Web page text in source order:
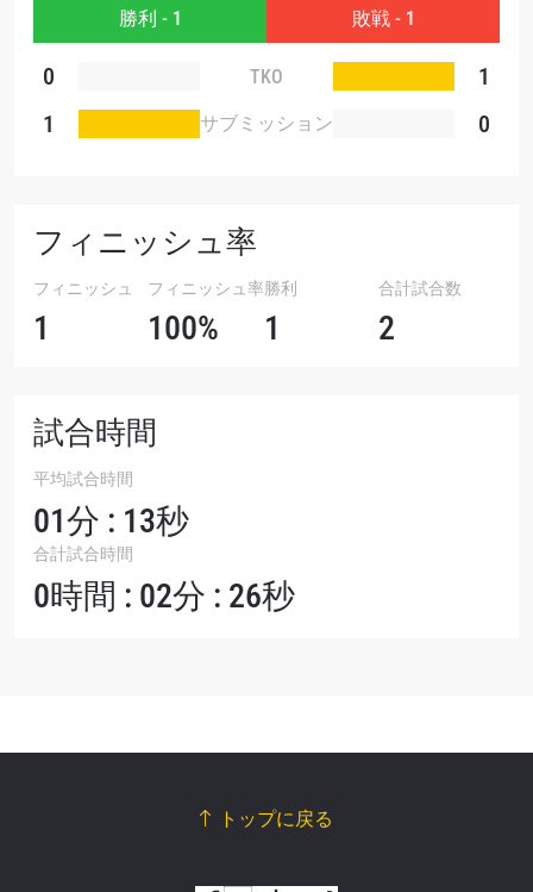
勝利 - 1 敗戦 - 1
0 TKO
1
1
サブミッション 0
フィニッシュ率
フィニッシュ
1
フィニッシュ率
100%
勝利
1
合計試合数
2
試合時間
平均試合時間
01分 : 13秒
合計試合時間
0時間 : 02分 : 26秒
トップに戻る
ハイライトを見る
購読
このフォームを送信することにより、お客様は当
社のプライバシーポリシー
使用および開示に同意したことになります。お客